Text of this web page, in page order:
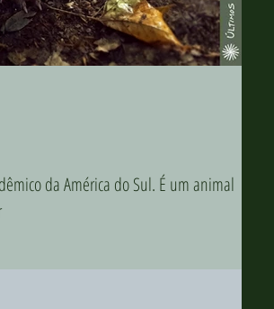
da América do Sul. É um animal